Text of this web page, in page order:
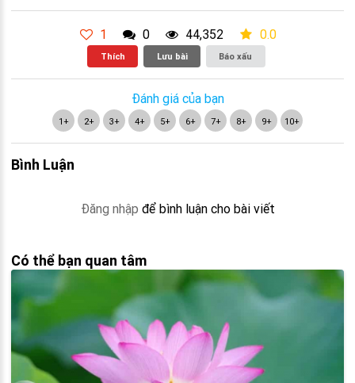
1 0 44,352 0.0
Thích Lưu bài Báo xấu
Đánh giá của bạn
1+ 2+ 3+ 4+ 5+ 6+ 7+ 8+ 9+ 10+
Bình Luận
Đăng nhập để bình luận cho bài viết
Có thể bạn quan tâm